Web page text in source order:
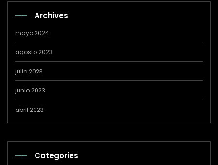
Archives
mayo 2024
agosto 2023
julio 2023
junio 2023
abril 2023
Categories